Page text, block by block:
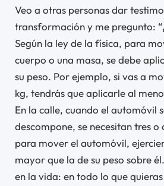
Veo a otras personas dar
transformación y me pregunto:
Según la ley de la física, para
cuerpo o una masa, se debe
su peso. Por ejemplo, si vas a
kg, tendrás que aplicarle al
En la calle, cuando el automóvil
descompone, se necesitan tres
para mover el automóvil,
mayor que la de su peso sobre
en la vida: en todo lo que